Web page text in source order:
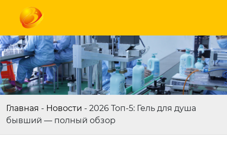
Главная - Новости - 2026 Топ-5: Гель для душа
бывший — полный обзор